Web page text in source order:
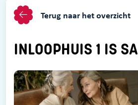
Terug naar het overzicht
INLOOPHUIS 1 IS